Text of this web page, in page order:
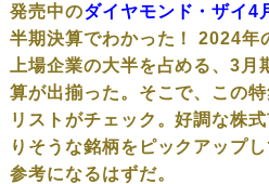
発売中のダイヤモンド・ザイ4
半期決算でわかった！ 2024年
上場企業の大半を占める、3
算が出揃った。そこで、この
リストがチェック。好調な株
りそうな銘柄をピックアップ
参考になるはずだ。